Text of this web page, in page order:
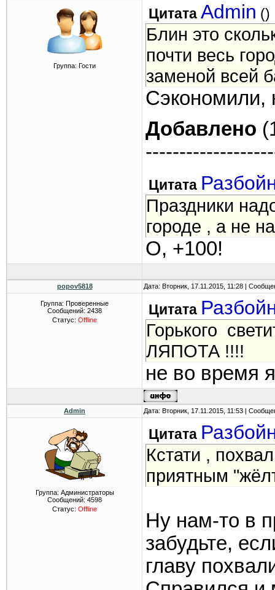
Группа: Гости
Цитата Admin ()
Блин это
почти весь
заменой всей
Сэкономили,
Добавлено
Цитата
Праздники
городе , а не
О, +100!
popov5818 Дата: Вторник, 17.11.2015, 11:28 |
Группа: Проверенные
Сообщений: 2438
Статус: Offline
Цитата
Горького
ЛЯПОТА !!!!
не во время
Admin Дата: Вторник, 17.11.2015, 11:53 |
Группа: Администраторы
Сообщений: 4598
Статус: Offline
Цитата
Кстати ,
приятным
Ну нам-то в
забудьте,
главу